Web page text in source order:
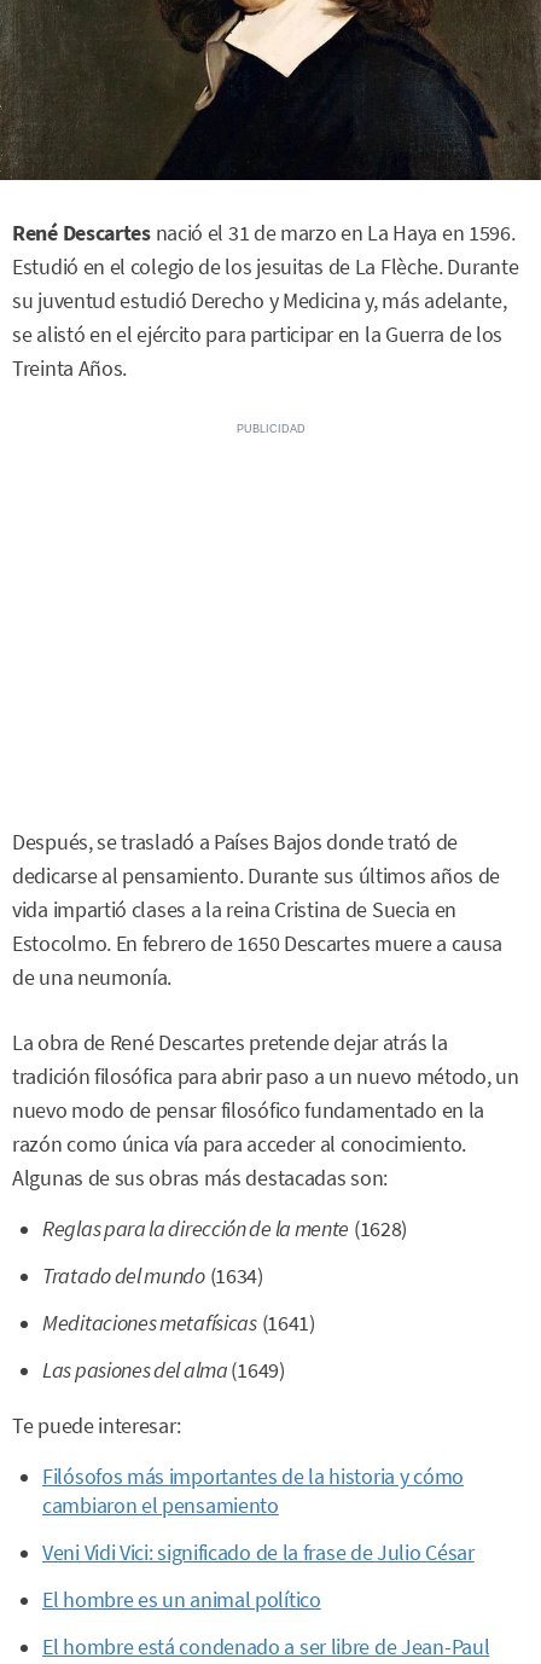
René Descartes nació el 31 de marzo en La Haya en 1596.
Estudió en el colegio de los jesuitas de La Flèche. Durante
su juventud estudió Derecho y Medicina y, más adelante,
se alistó en el ejército para participar en la Guerra de los
Treinta Años.
Después, se trasladó a Países Bajos donde trató de
dedicarse al pensamiento. Durante sus últimos años de
vida impartió clases a la reina Cristina de Suecia en
Estocolmo. En febrero de 1650 Descartes muere a causa
de una neumonía.
La obra de René Descartes pretende dejar atrás la
tradición filosófica para abrir paso a un nuevo método, un
nuevo modo de pensar filosófico fundamentado en la
razón como única vía para acceder al conocimiento.
Algunas de sus obras más destacadas son:
Reglas para la dirección de la mente (1628)
Tratado del mundo(1634)
Meditaciones metafísicas(1641)
Las pasiones del alma(1649)
Te puede interesar:
Filósofos más importantes de la historia y cómo
cambiaron el pensamiento
Veni Vidi Vici: significado de la frase de Julio César
El hombre es un animal político
El hombre está condenado a ser libre de Jean-Paul